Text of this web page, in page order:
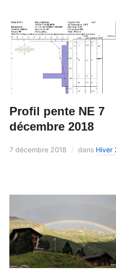
Profil pente NE 7
décembre 2018
7 décembre 2018 dans Hiver